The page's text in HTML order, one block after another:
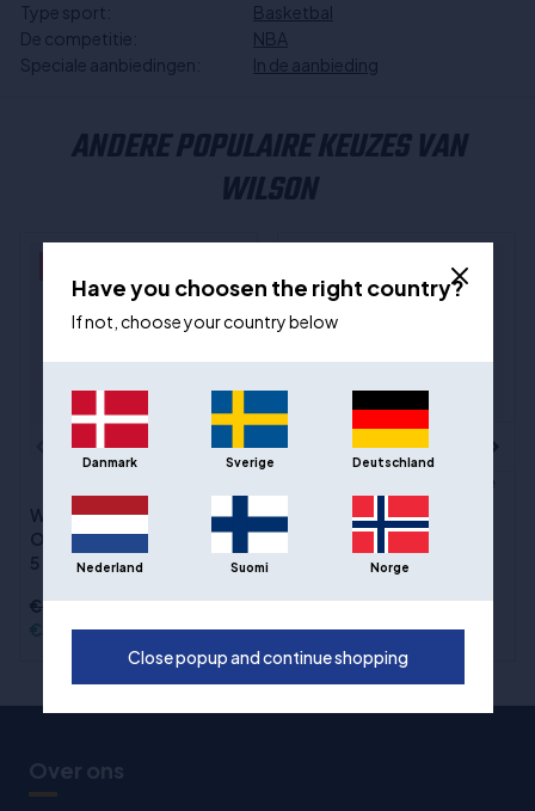
Type sport:
Basketbal
De competitie:
NBA
Speciale aanbiedingen:
In de aanbieding
ANDERE POPULAIRE KEUZES VAN
WILSON
Wilson Official NBA
Outdoor Basketbal maat
5
€46,00
€33,00
Wilson NBA Team Tribute
Magic - maat 7
€33,00
Over ons
Have you choosen the right country?
If not, choose your country below
Danmark Sverige Deutschland
Nederland Suomi Norge
Close popup and continue shopping